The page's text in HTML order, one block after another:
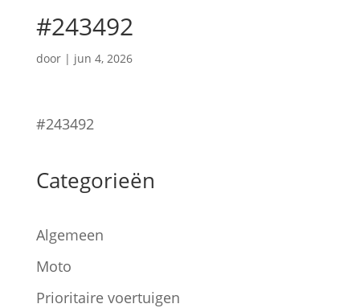
#243492
door | jun 4, 2026
#243492
Categorieën
Algemeen
Moto
Prioritaire voertuigen